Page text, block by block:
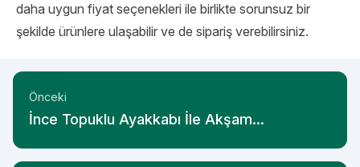
daha uygun fiyat seçenekleri ile birlikte sorunsuz bir
şekilde ürünlere ulaşabilir ve de sipariş verebilirsiniz.
Önceki
İnce Topuklu Ayakkabı İle Akşam